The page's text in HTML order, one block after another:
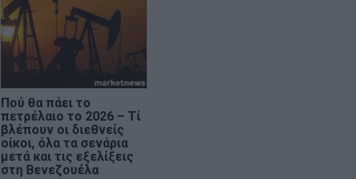
Πού θα πάει το
πετρέλαιο το 2026 – Τί
βλέπουν οι διεθνείς
οίκοι, όλα τα σενάρια
μετά και τις εξελίξεις
στη Βενεζουέλα